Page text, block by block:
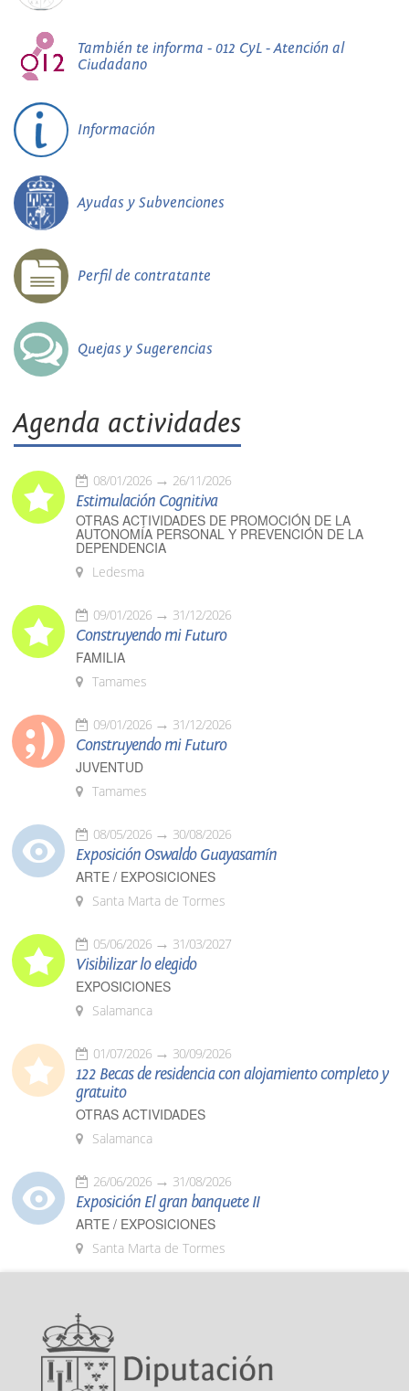
También te informa - 012 CyL - Atención al
Ciudadano
Información
Ayudas y Subvenciones
Perfil de contratante
Quejas y Sugerencias
Agenda actividades
08/01/2026 26/11/2026
Estimulación Cognitiva
OTRAS ACTIVIDADES DE PROMOCIÓN DE LA
AUTONOMÍA PERSONAL Y PREVENCIÓN DE LA
DEPENDENCIA
Ledesma
09/01/2026 31/12/2026
Construyendo mi Futuro
FAMILIA
Tamames
09/01/2026 31/12/2026
Construyendo mi Futuro
JUVENTUD
Tamames
08/05/2026 30/08/2026
Exposición Oswaldo Guayasamín
ARTE / EXPOSICIONES
Santa Marta de Tormes
05/06/2026 31/03/2027
Visibilizar lo elegido
EXPOSICIONES
Salamanca
01/07/2026 30/09/2026
122 Becas de residencia con alojamiento completo y
gratuito
OTRAS ACTIVIDADES
Salamanca
26/06/2026 31/08/2026
Exposición El gran banquete II
ARTE / EXPOSICIONES
Santa Marta de Tormes